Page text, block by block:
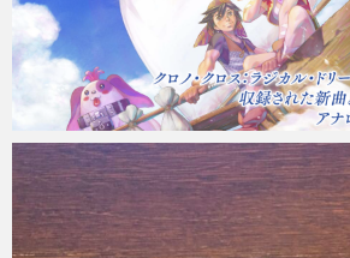
Micchan 2022年3月24日